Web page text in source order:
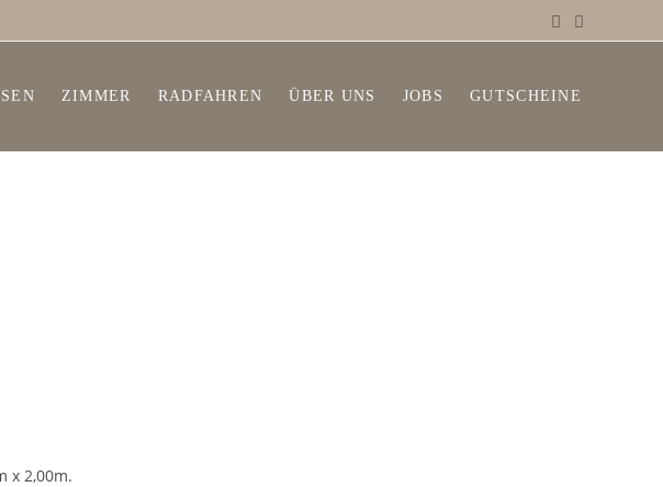
ZIMMER RADFAHREN ÜBER UNS JOBS GUTSCHEINE
x 2,00m.